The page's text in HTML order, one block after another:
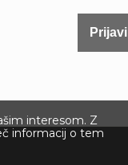
interesom. Z
informacij o tem